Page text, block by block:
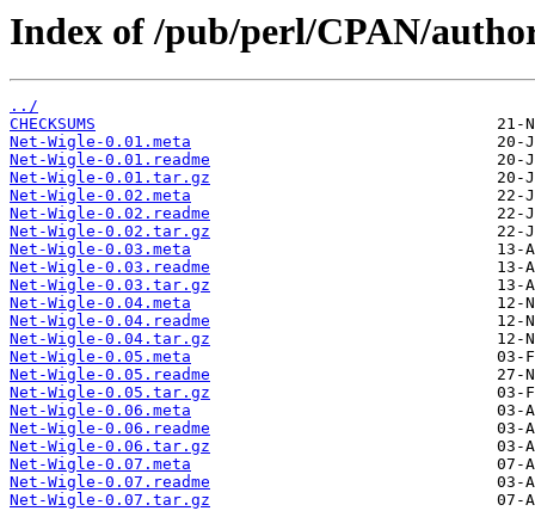
Index of /pub/perl/CPAN/
../
CHECKSUMS
Net-Wigle-0.01.meta
Net-Wigle-0.01.readme
Net-Wigle-0.01.tar.gz
Net-Wigle-0.02.meta
Net-Wigle-0.02.readme
Net-Wigle-0.02.tar.gz
Net-Wigle-0.03.meta
Net-Wigle-0.03.readme
Net-Wigle-0.03.tar.gz
Net-Wigle-0.04.meta
Net-Wigle-0.04.readme
Net-Wigle-0.04.tar.gz
Net-Wigle-0.05.meta
Net-Wigle-0.05.readme
Net-Wigle-0.05.tar.gz
Net-Wigle-0.06.meta
Net-Wigle-0.06.readme
Net-Wigle-0.06.tar.gz
Net-Wigle-0.07.meta
Net-Wigle-0.07.readme
Net-Wigle-0.07.tar.gz